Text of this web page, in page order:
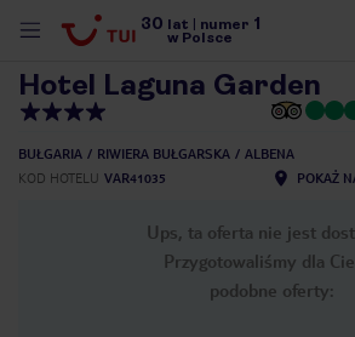
30 lat numer 1
w Polsce
Hotel Laguna Garden
BUŁGARIA RIWIERA BUŁGARSKA
ALBENA
KOD HOTELU VAR41035 POKAŻ
Ups, ta oferta nie jest
Przygotowaliśmy dla
podobne oferty: